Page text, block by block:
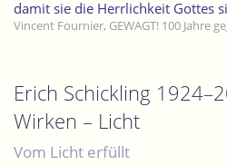
damit sie die Herrlichkeit Gottes
Vincent Fournier, GEWAGT! 100 Jahre
Erich Schickling
Wirken – Licht
Vom Licht erfüllt